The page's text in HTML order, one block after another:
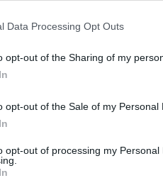
Data Processing Opt Outs
opt-out of the Sharing of my
opt-out of the Sale of my Personal
opt-out of processing my Personal
beveik trečdalis teigė,